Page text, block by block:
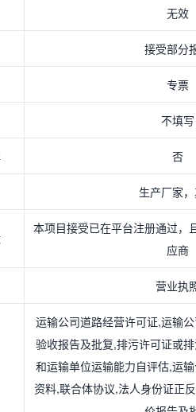
无效
接受部分
专票
不填写
否
生产厂家
本项目接受已在平台注册通过，
应商
营业执
运输公司道路经营许可证,运输
验收报告及批复,排污许可证或
和运输单位运输能力自评估,运
资料,联合体协议,法人身份证正